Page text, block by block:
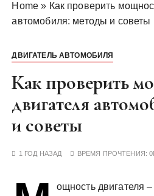
Home » Как проверить
автомобиля: методы и советы
ДВИГАТЕЛЬ АВТОМОБИЛЯ
Как проверить
двигателя
и советы
1 ГОД НАЗАД ВРЕМЯ ПРОЧТЕНИЯ:
ощность двигателя